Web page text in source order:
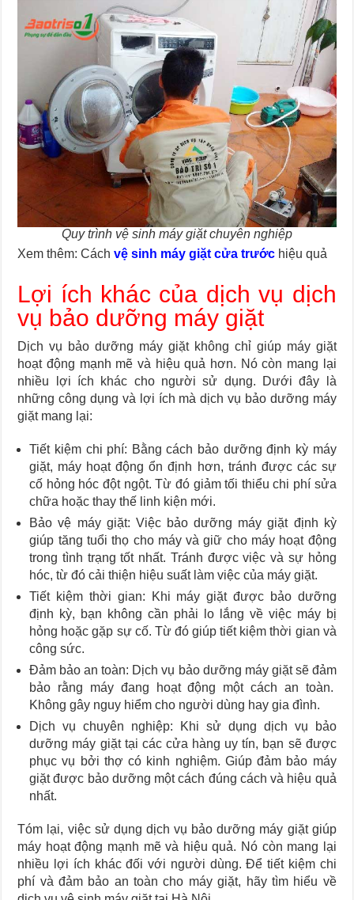
Quy trình vệ sinh máy giặt chuyên nghiệp
Xem thêm: Cáchvệ sinh máy giặt cửa trước hiệu quả
Lợi ích khác của dịch vụ dịch
vụ bảo dưỡng máy giặt
Dịch vụ bảo dưỡng máy giặt không chỉ giúp máy giặt
hoạt động mạnh mẽ và hiệu quả hơn. Nó còn mang lại
nhiều lợi ích khác cho người sử dụng. Dưới đây là
những công dụng và lợi ích mà dịch vụ bảo dưỡng máy
giặt mang lại:
Tiết kiệm chi phí: Bằng cách bảo dưỡng định kỳ máy
giặt, máy hoạt động ổn định hơn, tránh được các sự
cố hỏng hóc đột ngột. Từ đó giảm tối thiểu chi phí sửa
chữa hoặc thay thế linh kiện mới.
Bảo vệ máy giặt: Việc bảo dưỡng máy giặt định kỳ
giúp tăng tuổi thọ cho máy và giữ cho máy hoạt động
trong tình trạng tốt nhất. Tránh được việc và sự hỏng
hóc, từ đó cải thiện hiệu suất làm việc của máy giặt.
Tiết kiệm thời gian: Khi máy giặt được bảo dưỡng
định kỳ, bạn không cần phải lo lắng về việc máy bị
hỏng hoặc gặp sự cố. Từ đó giúp tiết kiệm thời gian và
công sức.
Đảm bảo an toàn: Dịch vụ bảo dưỡng máy giặt sẽ đảm
bảo rằng máy đang hoạt động một cách an toàn.
Không gây nguy hiểm cho người dùng hay gia đình.
Dịch vụ chuyên nghiệp: Khi sử dụng dịch vụ bảo
dưỡng máy giặt tại các cửa hàng uy tín, bạn sẽ được
phục vụ bởi thợ có kinh nghiệm. Giúp đảm bảo máy
giặt được bảo dưỡng một cách đúng cách và hiệu quả
nhất.
Tóm lại, việc sử dụng dịch vụ bảo dưỡng máy giặt giúp
máy hoạt động mạnh mẽ và hiệu quả. Nó còn mang lại
nhiều lợi ích khác đối với người dùng. Để tiết kiệm chi
phí và đảm bảo an toàn cho máy giặt, hãy tìm hiểu về